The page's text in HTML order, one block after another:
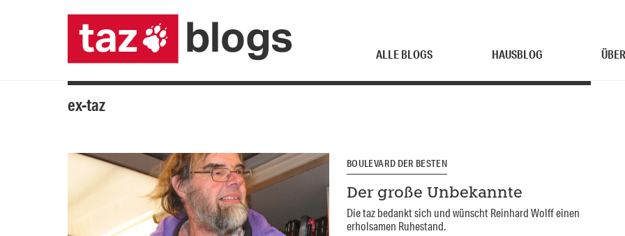
ALLE BLOGS HAUSBLOG
ex-taz
BOULEVARD DER BESTEN
Der große Unbekannte
Die taz bedankt sich und wünscht Reinhard Wolff einen
erholsamen Ruhe­stand.